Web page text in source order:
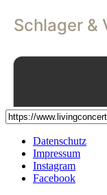
Datenschutz
Impressum
Instagram
Facebook